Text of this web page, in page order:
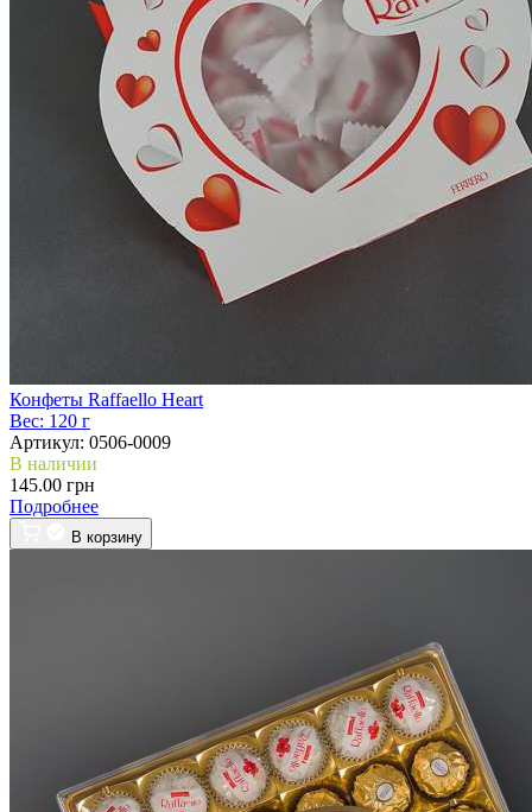
Конфеты Raffaello Heart
Вес: 120 г
Артикул: 0506-0009
В наличии
145.00 грн
Подробнее
В корзину